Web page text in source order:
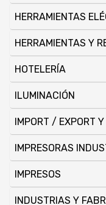
HERRAMIENTAS
HERRAMIENTAS Y
HOTELERÍA
ILUMINACIÓN
IMPORT / EXPORT
IMPRESORAS
IMPRESOS
INDUSTRIAS Y